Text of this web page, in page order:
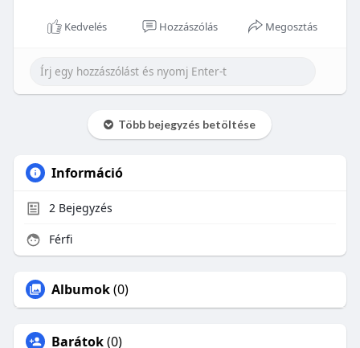
Kedvelés Hozzászólás Megosztás
Több bejegyzés betöltése
Információ
2Bejegyzés
Férfi
Albumok(0)
Barátok(0)